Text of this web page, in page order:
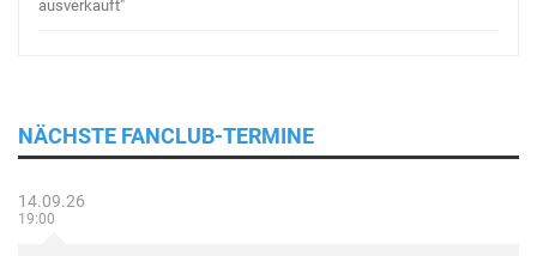
ausverkauft"
NÄCHSTE FANCLUB-TERMINE
14.09.26
19:00